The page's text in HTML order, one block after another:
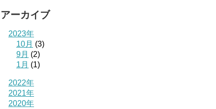
アーカイブ
2023年
10月 (3)
9月 (2)
1月 (1)
2022年
2021年
2020年